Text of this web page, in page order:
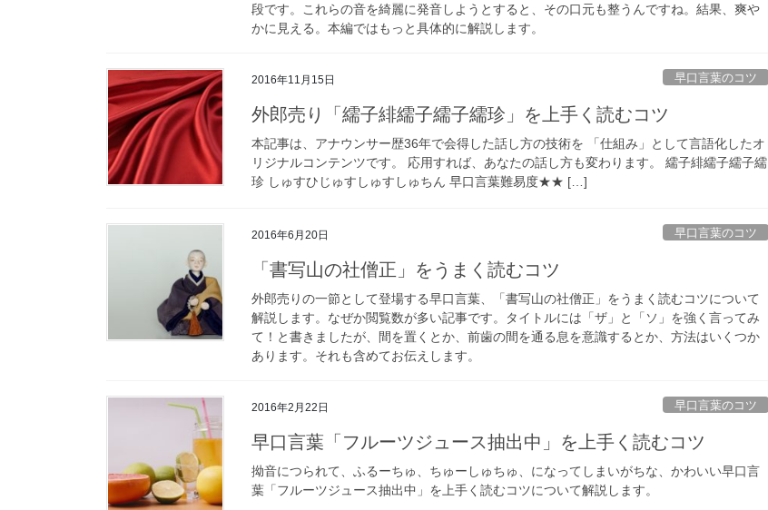
段です。これらの音を綺麗に発音しようとすると、その口元も整うんですね。結果、爽や
かに見える。本編ではもっと具体的に解説します。
2016年11月15日 早口言葉のコツ
外郎売り「繻子緋繻子繻子繻珍」を上手く読むコツ
本記事は、アナウンサー歴36年で会得した話し方の技術を 「仕組み」として言語化したオ
リジナルコンテンツです。 応用すれば、あなたの話し方も変わります。 繻子緋繻子繻子繻
珍 しゅすひじゅすしゅすしゅちん 早口言葉難易度★★ […]
2016年6月20日 早口言葉のコツ
「書写山の社僧正」をうまく読むコツ
外郎売りの一節として登場する早口言葉、「書写山の社僧正」をうまく読むコツについて
解説します。なぜか閲覧数が多い記事です。タイトルには「ザ」と「ソ」を強く言ってみ
て！と書きましたが、間を置くとか、前歯の間を通る息を意識するとか、方法はいくつか
あります。それも含めてお伝えします。
2016年2月22日 早口言葉のコツ
早口言葉「フルーツジュース抽出中」を上手く読むコツ
拗音につられて、ふるーちゅ、ちゅーしゅちゅ、になってしまいがちな、かわいい早口言
葉「フルーツジュース抽出中」を上手く読むコツについて解説します。